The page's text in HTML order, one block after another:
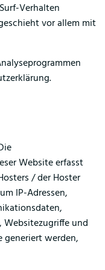
Verhalten
vor allem mit
Website erfasst
/ der Hoster
IP-Adressen,
und
generiert werden,